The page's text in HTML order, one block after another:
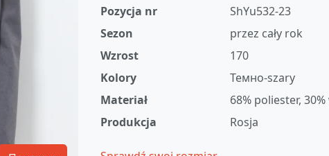
Pozycja nr
ShYu532-23
Sezon
przez cały rok
Wzrost
170
Kolory
Темно-szary
Materiał
68% poliester,
Produkcja
Rosja